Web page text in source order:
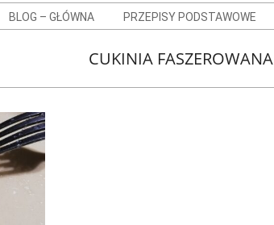
BLOG – GŁÓWNA PRZEPISY PODSTAWOWE
CUKINIA FASZEROWANA